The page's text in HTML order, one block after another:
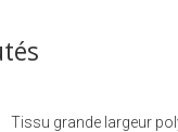
Tissu grande largeur